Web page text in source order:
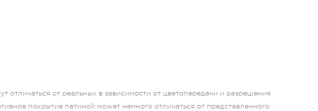
отличаться от реальных в зависимости от цветопередачи и разрешения
покрытие патиной может немного отличаться от представленного